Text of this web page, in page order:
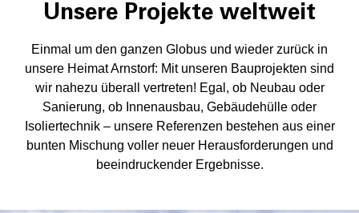
Unsere Projekte weltweit
Einmal um den ganzen Globus und wieder zurück in
unsere Heimat Arnstorf: Mit unseren Bauprojekten sind
wir nahezu überall vertreten! Egal, ob Neubau oder
Sanierung, ob Innenausbau, Gebäudehülle oder
Isoliertechnik – unsere Referenzen bestehen aus einer
bunten Mischung voller neuer Herausforderungen und
beeindruckender Ergebnisse.